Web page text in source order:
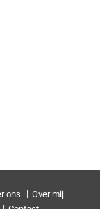
ons
Over mij